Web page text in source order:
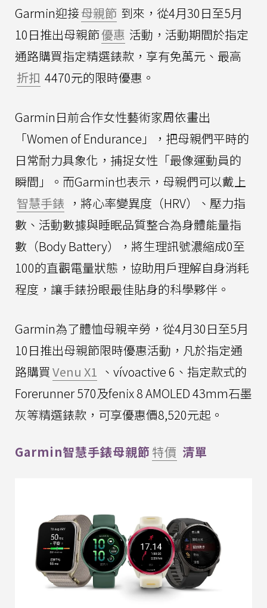
Garmin迎接母親節 到來，從4月30日至5月
10日推出母親節優惠 活動，活動期間於指定
通路購買指定精選錶款，享有免萬元、最高
折扣 4470元的限時優惠。
Garmin日前合作女性藝術家周依畫出
「Women of Endurance」，把母親們平時的
日常耐力具象化，捕捉女性「最像運動員的
瞬間」。而Garmin也表示，母親們可以戴上
智慧手錶 ，將心率變異度（HRV）、壓力指
數、活動數據與睡眠品質整合為身體能量指
數（Body Battery），將生理訊號濃縮成0至
100的直觀電量狀態，協助用戶理解自身消耗
程度，讓手錶扮眼最佳貼身的科學夥伴。
Garmin為了體恤母親辛勞，從4月30日至5月
10日推出母親節限時優惠活動，凡於指定通
路購買Venu X1 、vívoactive 6、指定款式的
Forerunner 570及fenix 8 AMOLED 43mm石墨
灰等精選錶款，可享優惠價8,520元起。
Garmin智慧手錶母親節 特價 清單